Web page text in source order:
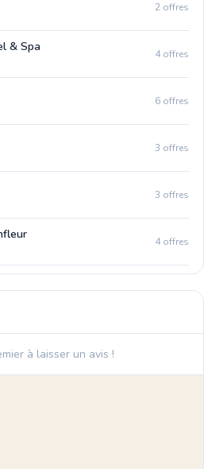
2 offres
& Spa 4 offres
6 offres
3 offres
3 offres
4 offres
à laisser un avis !